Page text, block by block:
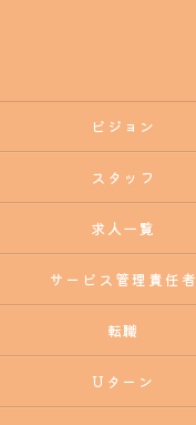
ビジョン
スタッフ
求人一覧
サービス管理責任者
転職
Uターン